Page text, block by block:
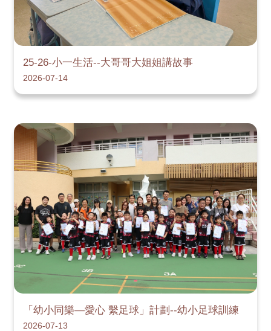
25-26-小一生活--大哥哥大姐姐講故事
2026-07-14
「幼小同樂—愛心 繫足球」計劃--幼小足球訓練
2026-07-13